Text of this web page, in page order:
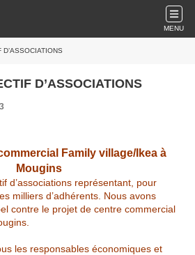
MENU
D’ASSOCIATIONS
Family village/Ikea à
Mougins
d’associations représentant, pour
milliers d’adhérents. Nous avons
contre le projet de centre commercial
les responsables économiques et